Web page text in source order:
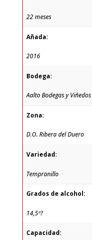
22 meses
Añada:
2016
Bodega:
Aalto Bodegas y Viñedos
Zona:
D.O. Ribera del Duero
Variedad:
Tempranillo
Grados de alcohol:
14,5º?
Capacidad: